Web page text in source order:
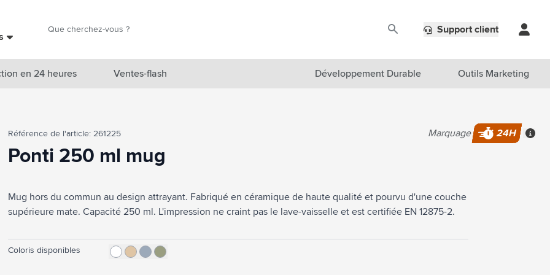
Thèmes
Accessoires boissons
Sacs & Voyage
Cuisiner & Vivre
Produits de soin
Support client
en 24 heures Ventes-flash Développement Durable Outils Marketing
Référence de l'article: 261225
Ponti 250 ml mug
Marquage
24H
Mug hors du commun au design attrayant. Fabriqué en céramique de haute qualité et pourvu d'une couche
supérieure mate. Capacité 250 ml. L'impression ne craint pas le lave-vaisselle et est certifiée EN 12875-2.
Coloris disponibles